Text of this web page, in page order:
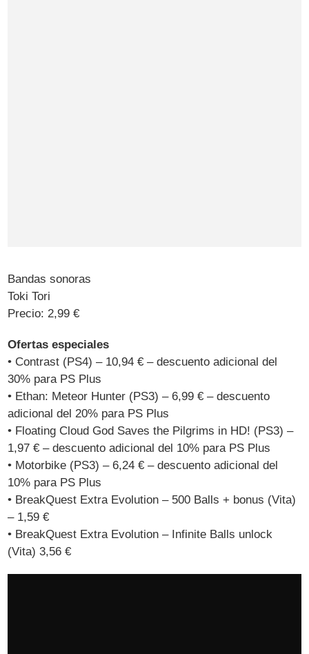
Bandas sonoras
Toki Tori
Precio: 2,99 €
Ofertas especiales
• Contrast (PS4) – 10,94 € – descuento adicional del
30% para PS Plus
• Ethan: Meteor Hunter (PS3) – 6,99 € – descuento
adicional del 20% para PS Plus
• Floating Cloud God Saves the Pilgrims in HD! (PS3) –
1,97 € – descuento adicional del 10% para PS Plus
• Motorbike (PS3) – 6,24 € – descuento adicional del
10% para PS Plus
• BreakQuest Extra Evolution – 500 Balls + bonus (Vita)
– 1,59 €
• BreakQuest Extra Evolution – Infinite Balls unlock
(Vita) 3,56 €